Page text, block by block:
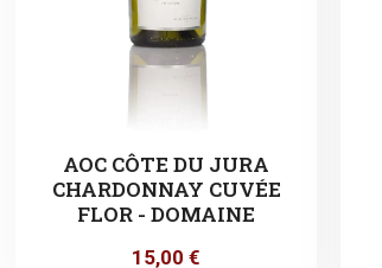
AOC CÔTE DU JURA
CHARDONNAY CUVÉE
FLOR - DOMAINE
15,00€